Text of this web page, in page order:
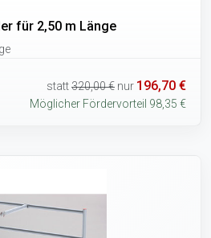
für 2,50 m Länge
statt320,00 € nur 196,70 €
Möglicher Fördervorteil 98,35 €